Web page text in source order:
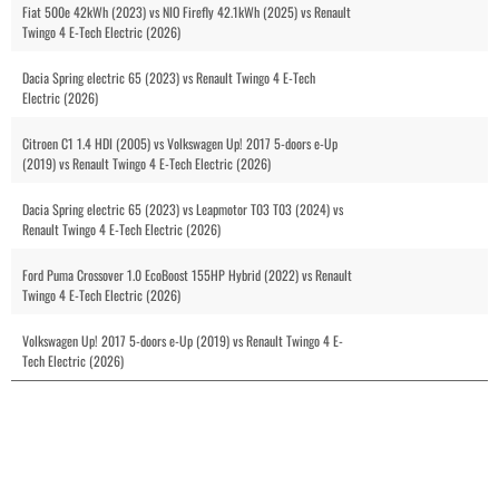
Fiat 500e 42kWh (2023) vs NIO Firefly 42.1kWh (2025) vs Renault
Twingo 4 E-Tech Electric (2026)
Dacia Spring electric 65 (2023) vs Renault Twingo 4 E-Tech
Electric (2026)
Citroen C1 1.4 HDI (2005) vs Volkswagen Up! 2017 5-doors e-Up
(2019) vs Renault Twingo 4 E-Tech Electric (2026)
Dacia Spring electric 65 (2023) vs Leapmotor T03 T03 (2024) vs
Renault Twingo 4 E-Tech Electric (2026)
Ford Puma Crossover 1.0 EcoBoost 155HP Hybrid (2022) vs Renault
Twingo 4 E-Tech Electric (2026)
Volkswagen Up! 2017 5-doors e-Up (2019) vs Renault Twingo 4 E-
Tech Electric (2026)